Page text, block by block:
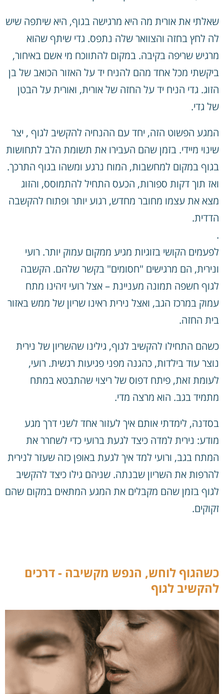
שאלתי את אורית מה היא מרגישה בגוף, היא שיתפה שיש
לה לחץ בחזה והצוואר שלה נתפס. גדי שיתף שהוא
מרגיש שריפה בקיבה. במקום להתווכח מי אשם באיחור,
ביקשתי מכל אחד מהם להניח יד על האזור הכואב של בן
הזוג. גדי הניח יד על החזה של אורית, ואורית על הבטן
של גדי.
המגע הפשוט הזה, יחד עם ההנחיה להקשיב לגוף , יצר
שינוי מיידי. בזמן שהם העבירו את תשומת הלב לתחושות
בגוף במקום למחשבות, המוח נרגע ומשהו בגוף התרכך.
ואז תוך דקות ספורות, הכעס התחיל להתמוסס, והזוג
מצא את עצמו מחובר מחדש, רגוע יותר ופתוח להקשבה
הדדית.
.
לפעמים הקושי בזוגיות מגיע ממקום עמוק יותר. רועי
ונירית, הם מרגישים "חסומים" בקשר שלהם. הקשבה
לגוף חשפה תמונה מעניינת – אצל רועי זיהינו מתח
עמוק במרכז הגב, ואצל נירית ראינו שריון של ממש באזור
בית החזה.
כשהם התחילו להקשיב לגוף, גילינו שהשריון של נירית
נוצר עוד בילדות, כהגנה מפני פגיעות רגשית. רועי,
לעומת זאת, פיתח דפוס של ריצוי שהתבטא במתח
מתמיד בגב. הוא מרצה מדי.
בסדנה, לימדתי אותם איך לעזור אחד לשני דרך מגע
מודע: נירית למדה כיצד לגעת ברועי כדי לשחרר את
המתח בגב, ורועי למד איך לגעת באופן כזה שעזר לנירית
להרפות את השריון שבנתה. שניהם גילו כיצד להקשיב
לגוף בזמן שהם מקבלים את המגע המתאים במקום שהם
זקוקים.
כשהגוף לוחש, הנפש מקשיבה - דרכים
להקשיב לגוף